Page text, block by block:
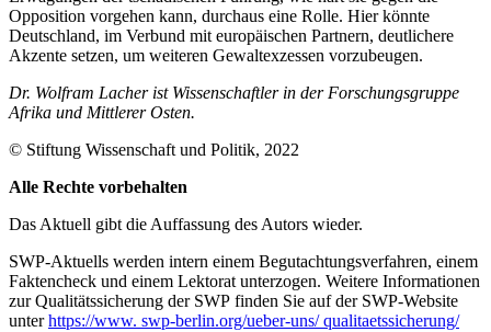
Opposition vorgehen kann, durchaus eine Rolle. Hier könnte
Deutschland, im Ver­bund mit europäischen Partnern, deut­lichere
Akzente setzen, um weiteren Gewalt­exzessen vorzubeugen.
Dr. Wolfram Lacher ist Wissenschaftler in der Forschungsgruppe
Afrika und Mittlerer Osten.
© Stiftung Wissenschaft und Politik, 2022
Alle Rechte vorbehalten
Das Aktuell gibt die Auf­fassung des Autors wieder.
SWP-Aktuells werden intern einem Begutachtungsverfah­ren, einem
Faktencheck und einem Lektorat unterzogen. Weitere Informationen
zur Qualitätssicherung der SWP finden Sie auf der SWP-Website
unterhttps://www. swp-berlin.org/ueber-uns/ qualitaetssicherung/